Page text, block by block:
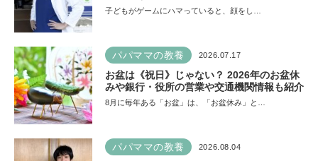
師が断言「ゲームの経験が受験勉強に役立っ
子どもがゲームにハマっていると、顔をし…
パパママの教養 2026.07.17
お盆は《祝日》じゃない？ 2026年のお盆休
みや銀行・役所の営業や交通機関情報も紹介
8月に毎年ある「お盆」は、「お盆休み」と…
パパママの教養 2026.08.04